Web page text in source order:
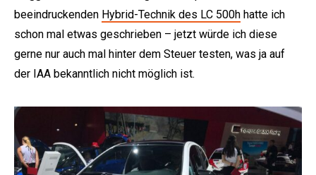
beeindruckenden Hybrid-Technik des LC 500h hatte ich
schon mal etwas geschrieben – jetzt würde ich diese
gerne nur auch mal hinter dem Steuer testen, was ja auf
der IAA bekanntlich nicht möglich ist.